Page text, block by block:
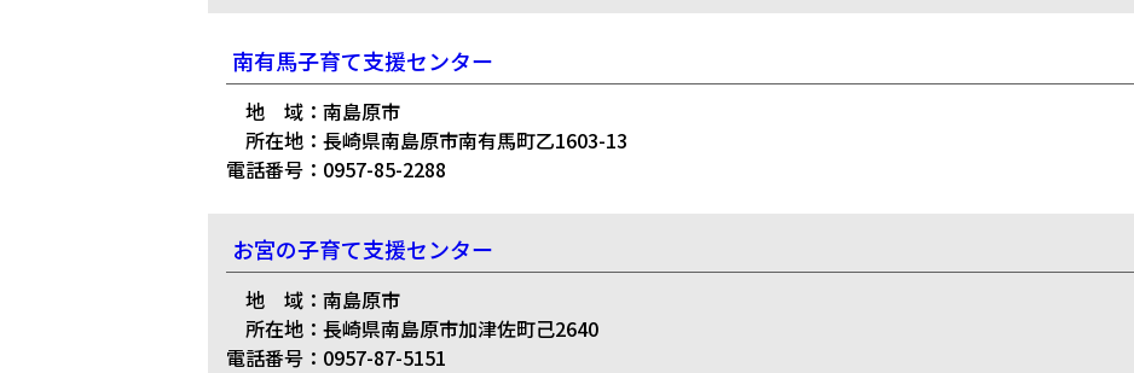
南有馬子育て支援センター
地 域：南島原市
所在地：長崎県南島原市南有馬町乙1603-13
電話番号：0957-85-2288
お宮の子育て支援センター
地 域：南島原市
所在地：長崎県南島原市加津佐町己2640
電話番号：0957-87-5151